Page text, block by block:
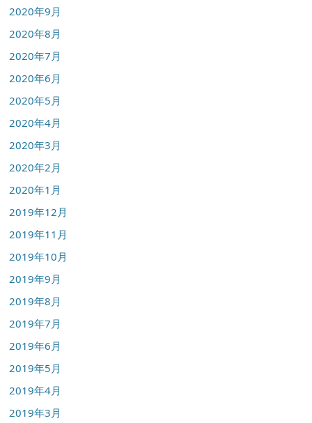
2020年9月
2020年8月
2020年7月
2020年6月
2020年5月
2020年4月
2020年3月
2020年2月
2020年1月
2019年12月
2019年11月
2019年10月
2019年9月
2019年8月
2019年7月
2019年6月
2019年5月
2019年4月
2019年3月